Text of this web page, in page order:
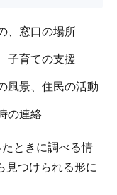
、窓口の場所
子育ての支援
風景、住民の活動
の連絡
ときに調べる情
見つけられる形に